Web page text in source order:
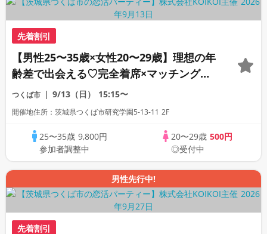
先着割引
【男性25〜35歳×女性20〜29歳】理想の年
齢差で出会える♡完全着席×マッチングゲ
ーム付きマッチングコン
つくば市 9/13（日） 15:15〜
開催地住所：茨城県つくば市研究学園5-13-11 2F
25〜35歳 9,800円
参加者調整中
20〜29歳 500円
◎受付中
男性先行中!
先着割引